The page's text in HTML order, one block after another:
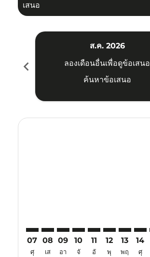
เสนอ
chevron_left
ส.ค. 2026
ลองเดือนอื่นเพื่อดูข้อเสนอ
ค้นหาข้อเสนอ
07
ศุ
08
เส
09
อา
10
จั
11
อั
12
พุ
13
พฤ
14
ศุ